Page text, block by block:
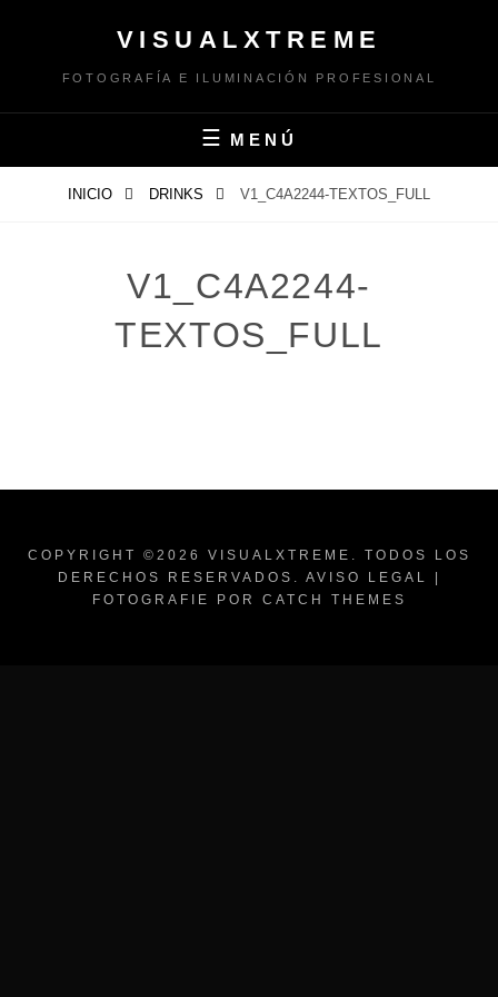
contenido
VISUALXTREME
FOTOGRAFÍA E ILUMINACIÓN PROFESIONAL
MENÚ
INICIO DRINKS V1_C4A2244-TEXTOS_FULL
V1_C4A2244-
TEXTOS_FULL
COPYRIGHT ©2026 VISUALXTREME . TODOS LOS
DERECHOS RESERVADOS. AVISO LEGAL
FOTOGRAFIE POR CATCH THEMES